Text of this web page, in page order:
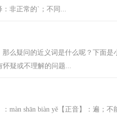
非正常的`；不同...
么疑问的近义词是什么呢？下面
疑或不理解的问题...
màn shān biàn yě【正音】：遍；不